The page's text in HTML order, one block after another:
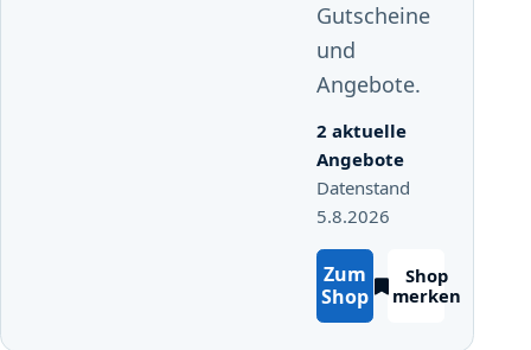
Gutscheine
und
Angebote.
2 aktuelle
Angebote
Datenstand
5.8.2026
Zum
Shop
Shop
merken